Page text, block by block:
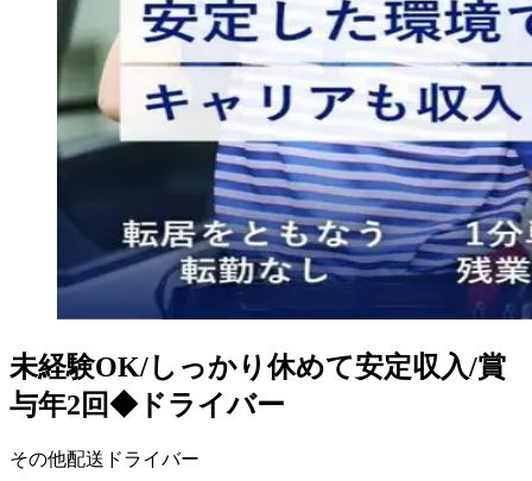
未経験OK/しっかり休めて安定収入/賞
与年2回◆ドライバー
その他配送ドライバー